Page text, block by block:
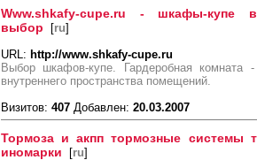
Www.shkafy-cupe.ru - шкафы-
выбор [ru]
URL: http://www.shkafy-cupe.ru
Выбор шкафов-купе. Гардеробная комната
внутреннего пространства помещений.
Визитов: 407 Добавлен: 20.03.2007
Тормоза и акпп тормозные системы
иномарки [ru]